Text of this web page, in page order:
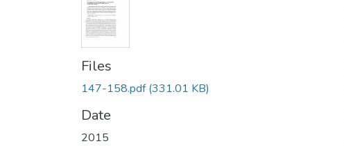
Files
147-158.pdf(331.01 KB)
Date
2015